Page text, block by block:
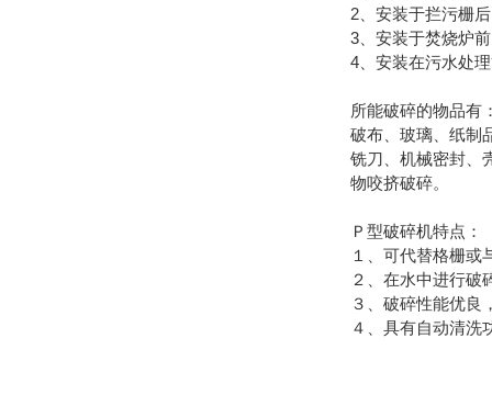
2、安装于拦污栅
3、安装于焚烧炉
4、安装在污水处
所能破碎的物品有
破布、玻璃、纸制
铣刀、机械密封、
物咬挤破碎。
Ｐ型破碎机特点：
１、可代替格栅或
２、在水中进行破
３、破碎性能优良
４、具有自动清洗